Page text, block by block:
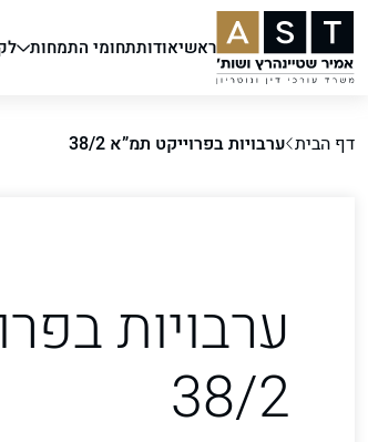
ראשיאודותתחומי התמחות
דף הבית ערבויות בפרוייקט תמ”א 38/2
ערבויות
38/2